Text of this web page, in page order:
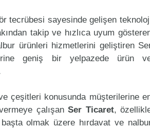
tecrübesi sayesinde gelişen
takip ve hızlıca uyum
ürünleri hizmetlerini geliştiren
geniş bir yelpazede ürün
çeşitleri konusunda müşterilerine
çalışanSer Ticaret,
olmak üzere hırdavat ve